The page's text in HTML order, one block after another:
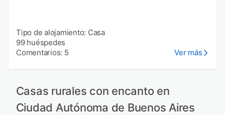
Tipo de alojamiento: Casa
99 huéspedes
Comentarios: 5
Ver más
Casas rurales con encanto en
Ciudad Autónoma de Buenos Aires